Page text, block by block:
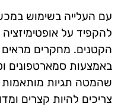
עם העלייה בשימוש
להקפיד על
הקטנים. מחקרים
באמצעות סמארטפונים
שהמטה תגיות מותאמות
צריכים להיות קצרים